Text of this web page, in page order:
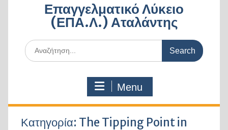
Επαγγελματικό Λύκειο
(ΕΠΑ.Λ.) Αταλάντης
Search
for:
Menu
Κατηγορία: The Tipping Point in